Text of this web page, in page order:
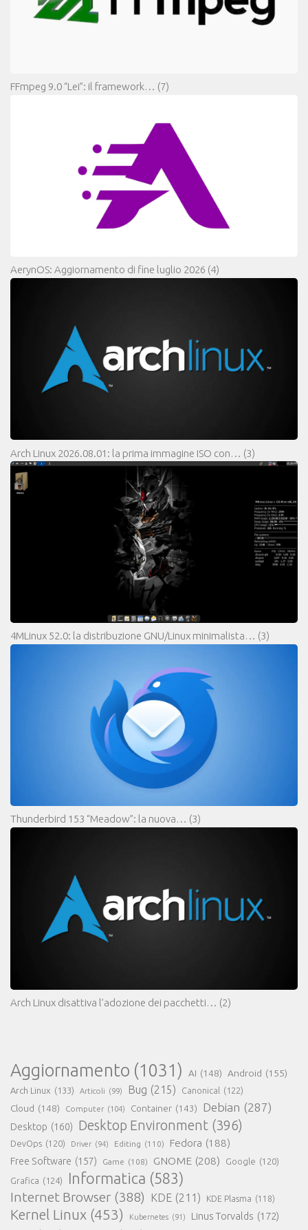
FFmpeg 9.0 “Lei”: il framework… (7)
AerynOS: Aggiornamento di fine luglio 2026 (4)
Arch Linux 2026.08.01: la prima immagine ISO con… (3)
4MLinux 52.0: la distribuzione GNU/Linux minimalista… (3)
Thunderbird 153 “Meadow”: la nuova… (3)
Arch Linux disattiva l’adozione dei pacchetti… (2)
Aggiornamento (1031) AI (148) Android (155)
Arch Linux (133) Articoli (99) Bug (215) Canonical (122)
Cloud (148) Computer (104) Container (143) Debian (287)
Desktop (160) Desktop Environment (396)
DevOps (120) Driver (94) Editing (110) Fedora (188)
Free Software (157) Game (108) GNOME (208) Google (120)
Grafica (124) Informatica (583)
Internet Browser (388) KDE (211) KDE Plasma (118)
Kernel Linux (453) Kubernetes (91) Linus Torvalds (172)